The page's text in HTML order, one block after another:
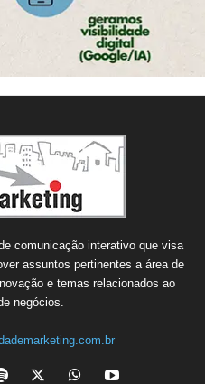
comunicação interativo que visa
assuntos pertinentes a área de
e temas relacionados ao
negócios.